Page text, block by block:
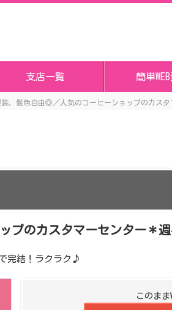
支店一覧 簡単
、髪色自由◎／人気のコーヒーショップのカスタ
のカスタマーセンター＊週
完結！ラクラク♪
このまま